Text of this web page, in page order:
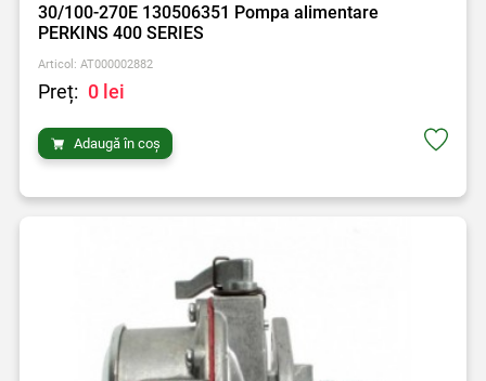
30/100-270E 130506351 Pompa alimentare
PERKINS 400 SERIES
Articol: AT000002882
Preț: 0 lei
Adaugă în coș